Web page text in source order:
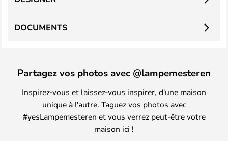
DOCUMENTS
Partagez vos photos avec @lampemesteren
Inspirez-vous et laissez-vous inspirer, d'une maison
unique à l'autre. Taguez vos photos avec
#yesLampemesteren et vous verrez peut-être votre
maison ici !